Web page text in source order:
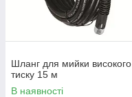
Шланг для мийки високого
тиску 15 м
В наявності